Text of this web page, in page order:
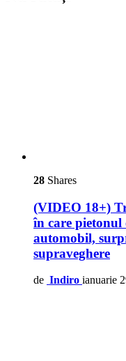
28 Shares
(VIDEO 18+)
în care pietonul
automobil,
supraveghere
de Indiro ianuarie